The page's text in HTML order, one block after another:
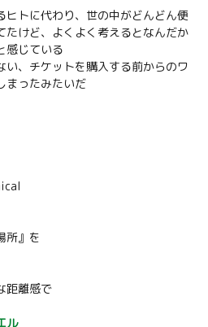
ヒトに代わり、世の中がどんどん便
たけど、よくよく考えるとなんだか
感じている
い、チケットを購入する前からのワ
まったみたいだ
所』を
距離感で
ル